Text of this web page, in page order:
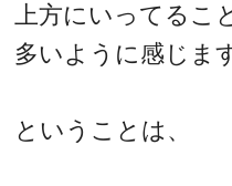
上方にいってるこ
多いように感じま
ということは、